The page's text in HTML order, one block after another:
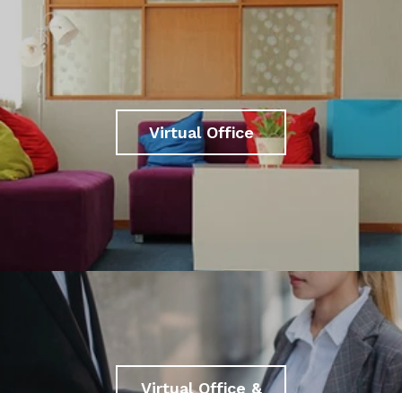
Virtual Office
Virtual Office &